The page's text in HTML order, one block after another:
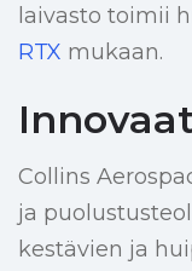
laivasto toimii
RTX mukaan.
Collins
ja
kestävien ja